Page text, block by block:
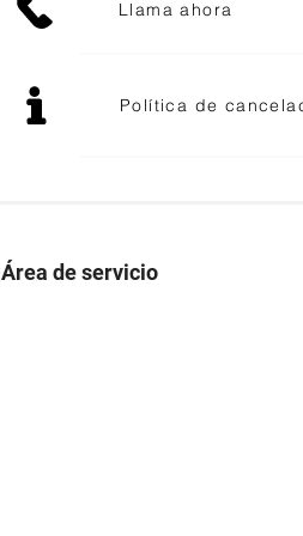
Llama ahora
Política de
Área de servicio